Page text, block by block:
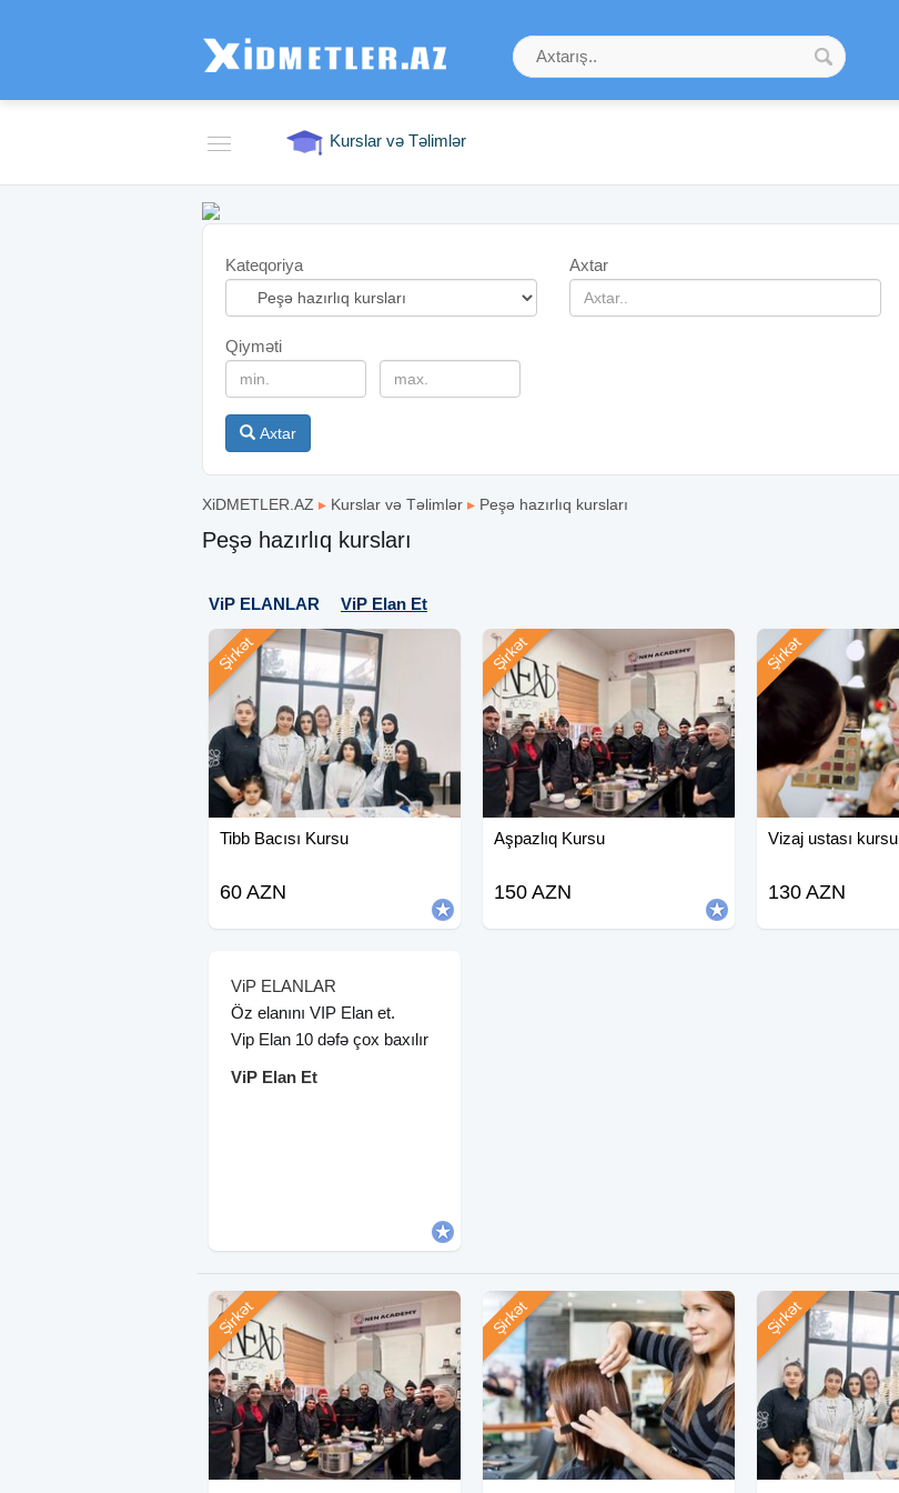
Kurslar və Təlimlər
Kateqoriya Axtar
Qiyməti
Axtar
XiDMETLER.AZ ▸ Kurslar və Təlimlər ▸ Peşə hazırlıq kursları
Peşə hazırlıq kursları
ViP ELANLAR ViP Elan Et
Tibb Bacısı Kursu
Şirkət
60 AZN
Aşpazlıq Kursu
Şirkət
150 AZN
Vizaj ustası kursu
Şirkət
130 AZN
ViP ELANLAR
Öz elanını VIP Elan et.
Vip Elan 10 dəfə çox baxılır
ViP Elan Et
Şirkət Şirkət Şirkət